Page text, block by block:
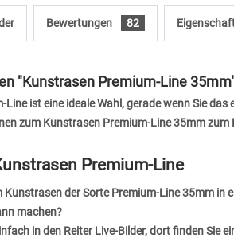
Bewertungen 82
"Kunstrasen Premium-Line
Line ist eine ideale Wahl, gerade wenn Sie
zum Kunstrasen Premium-Line 35mm zum
Premium-Line
Kunstrasen der Sorte Premium-Line 35mm in
machen?
in den Reiter Live-Bilder, dort finden Sie